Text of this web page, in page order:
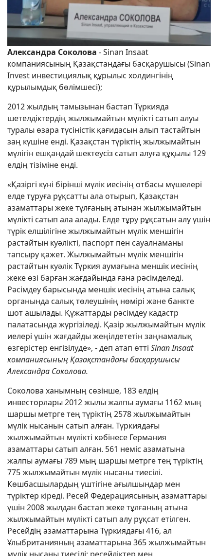
Александра Соколова - Sinan Insaat
компаниясының Қазақстандағы басқарушысы (Sinan
Invest инвестициялық құрылыс холдингінің
құрылымдық бөлімшесі);
2012 жылдың тамызынан бастап Түркияда
шетелдіктердің жылжымайтын мүлікті сатып алуы
туралы өзара түсіністік қағидасын алып тастайтын
заң күшіне енді. Қазақстан түріктің жылжымайтын
мүлігін ешқандай шектеусіз сатып алуға құқылы 129
елдің тізіміне енді.
«Қазіргі күні бірінші мүлік иесінің отбасы мүшелері
елде тұруға рұқсатты ала отырып, Қазақстан
азаматтары жеке тұлғаның атынан жылжымайтын
мүлікті сатып ала алады. Елде тұру рұқсатын алу үшін
түрік елшілігіне жылжымайтын мүлік меншігін
растайтын куәлікті, паспорт пен сауалнаманы
тапсыру қажет. Жылжымайтын мүлік меншігін
растайтын куәлік Түркия аумағына меншік иесінің
жеке өзі барған жағдайында ғана рәсімделеді.
Рәсімдеу барысында меншік иесінің атына салық
органында салық төлеушінің нөмірі және банкте
шот ашылады. Құжаттарды рәсімдеу кадастр
палатасында жүргізіледі. Қазір жылжымайтын мүлік
иелері үшін жағдайды жеңілдететін заңнамалық
өзгерістер енгізілуде», - деп атап өтті Sinan Insaat
компаниясының Қазақстандағы басқарушысы
Александра Соколова.
Соколова ханымның сөзінше, 183 елдің
инвесторлары 2012 жылы жалпы аумағы 1162 мың
шаршы метрге тең түріктің 2578 жылжымайтын
мүлік нысанын сатып алған. Түркиядағы
жылжымайтын мүлікті көбінесе Германия
азаматтары сатып алған. 561 неміс азаматына
жалпы аумағы 789 мың шаршы метрге тең түріктің
775 жылжымайтын мүлік нысаны тиесілі.
Көшбасшылардың үштігіне ағылшындар мен
түріктер кіреді. Ресей Федерациясының азаматтары
үшін 2008 жылдан бастап жеке тұлғаның атына
жылжымайтын мүлікті сатып алу рұқсат етілген.
Ресейдің азаматтарына Түркиядағы 416, ал
Ұлыбританияның азаматтарына 365 жылжымайтын
мүлік нысаны тиесілі; ресейліктер мен